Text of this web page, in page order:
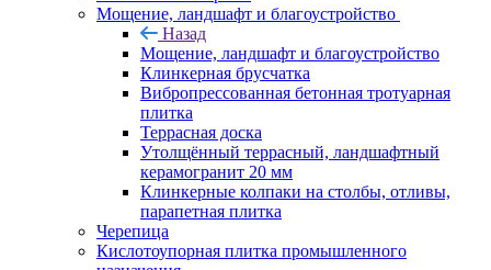
Мощение, ландшафт и благоустройство
Назад
Мощение, ландшафт и благоустройство
Клинкерная брусчатка
Вибропрессованная бетонная тротуарная
плитка
Террасная доска
Утолщённый террасный, ландшафтный
керамогранит 20 мм
Клинкерные колпаки на столбы, отливы,
парапетная плитка
Черепица
Кислотоупорная плитка промышленного